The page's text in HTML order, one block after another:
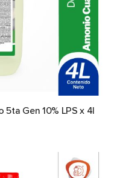
Gen 10% LPS x 4l